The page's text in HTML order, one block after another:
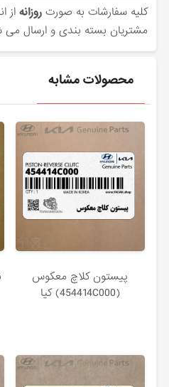
کلیه سفارشات به صورتروزانه از
مشتریان بسته بندی و ارسال می
محصولات مشابه
پيستون كلاچ معكوس
(454414C000) کیا